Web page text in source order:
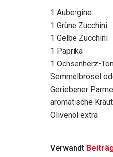
1 Aubergine
1 Grüne Zucchini
1 Gelbe Zucchini
1 Paprika
1 Ochsenherz-
Semmelbrösel
Geriebener
aromatische
Olivenöl extra
Verwandt